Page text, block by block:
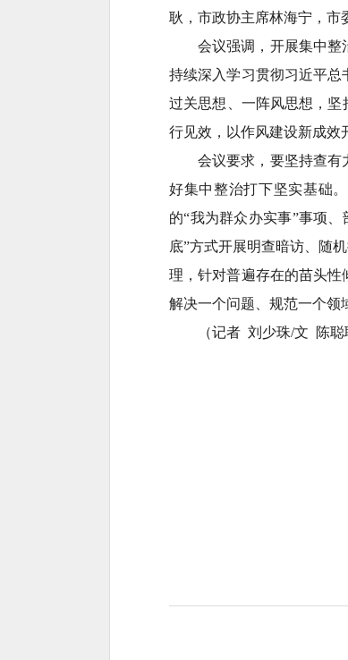
耿，市政协主席林海宁，市
会议强调，开展集中整
持续深入学习贯彻习近平
过关思想、一阵风思想，
行见效，以作风建设新成效
会议要求，要坚持查有
好集中整治打下坚实基础
的“我为群众办实事”事项
底”方式开展明查暗访 、随
理，针对普遍存在的苗头性
解决一个问题、规范一个领
（记者 刘少珠/文 陈聪